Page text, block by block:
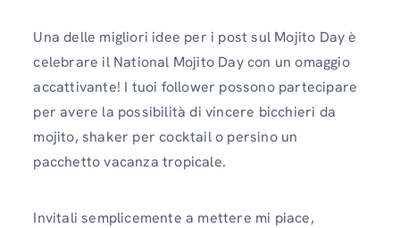
Una delle migliori idee per i post sul Mojito Day è
celebrare il National Mojito Day con un omaggio
accattivante! I tuoi follower possono partecipare
per avere la possibilità di vincere bicchieri da
mojito, shaker per cocktail o persino un
pacchetto vacanza tropicale.
Invitali semplicemente a mettere mi piace,